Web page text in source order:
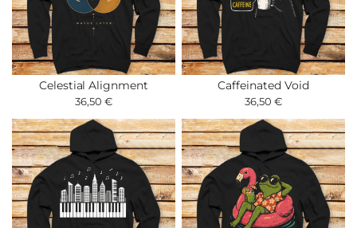
Celestial Alignment
36,50 €
Caffeinated Void
36,50 €